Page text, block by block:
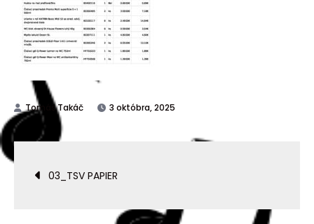
3 októbra, 2025
03_TSV PAPIER